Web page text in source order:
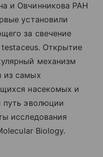
и Овчинникова РАН
установили
за свечение
Открытие
механизм
из самых
насекомых и
путь эволюции
исследования
Biology.